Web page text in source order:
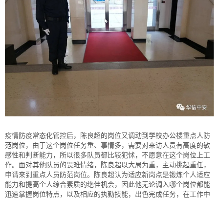
疫情防疫常态化管控后，陈良超的岗位又调动到学校办公楼重点人防
范岗位，由于这个岗位任务重、事情多，需要对来访人员有高度的敏
感性和判断能力，所以很多队员都比较犯怵，不愿意在这个岗位上工
作。面对其他队员的畏难情绪，陈良超以大局为重，主动挑起重任，
申请来到重点人员防范岗位。陈良超认为适应新岗点是锻炼个人适应
能力和提高个人综合素质的绝佳机会，因此他无论调入哪个岗位都能
迅速掌握岗位特点，以及相应的执勤技能，出色完成任务，在工作中